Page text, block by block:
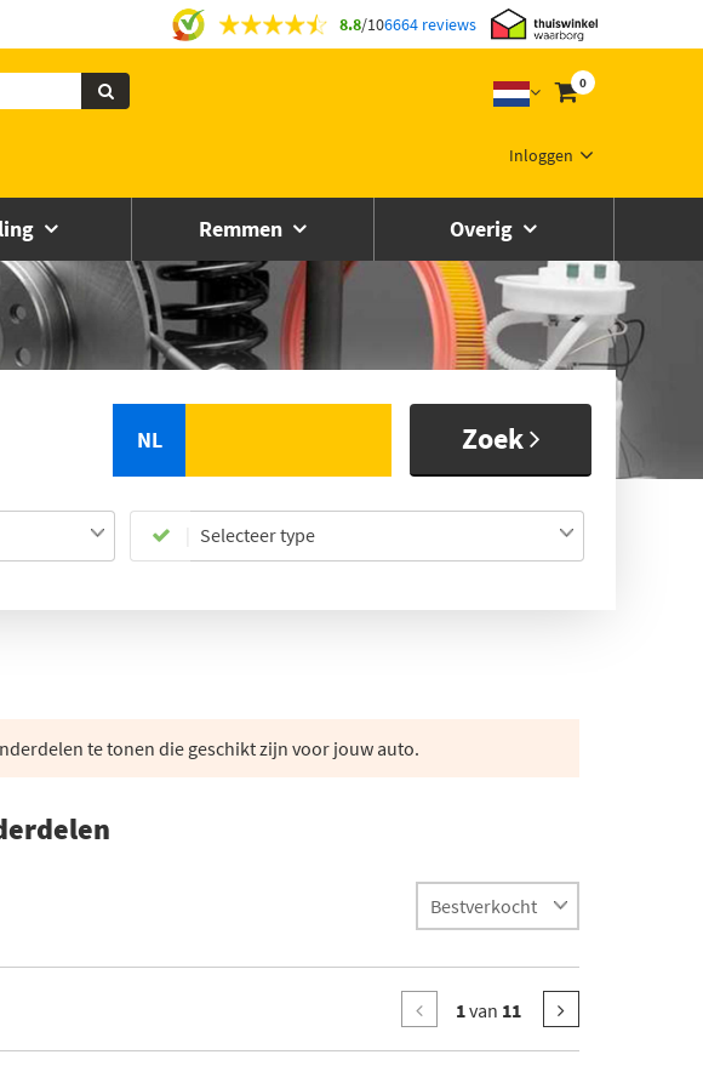
8.8/106664 reviews
0
Inloggen
Remmen Overig
NL Zoek
Selecteer type
te tonen die geschikt zijn voor jouw auto.
1van 11